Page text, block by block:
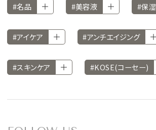
#名品 #美容液 #保湿
#アイケア #アンチエイジング
#スキンケア #KOSE(コーセー)